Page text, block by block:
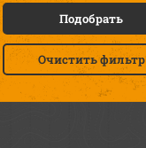
Подобрать
Очистить фильтр